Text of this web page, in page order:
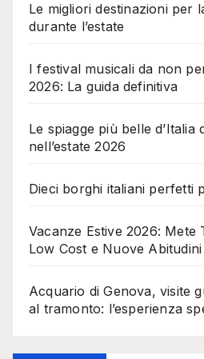
Le migliori destinazioni per
durante l’estate
I festival musicali da non
2026: La guida definitiva
Le spiagge più belle d’Italia
nell’estate 2026
Dieci borghi italiani perfetti
Vacanze Estive 2026: Mete
Low Cost e Nuove Abitudini
Acquario di Genova, visite
al tramonto: l’esperienza